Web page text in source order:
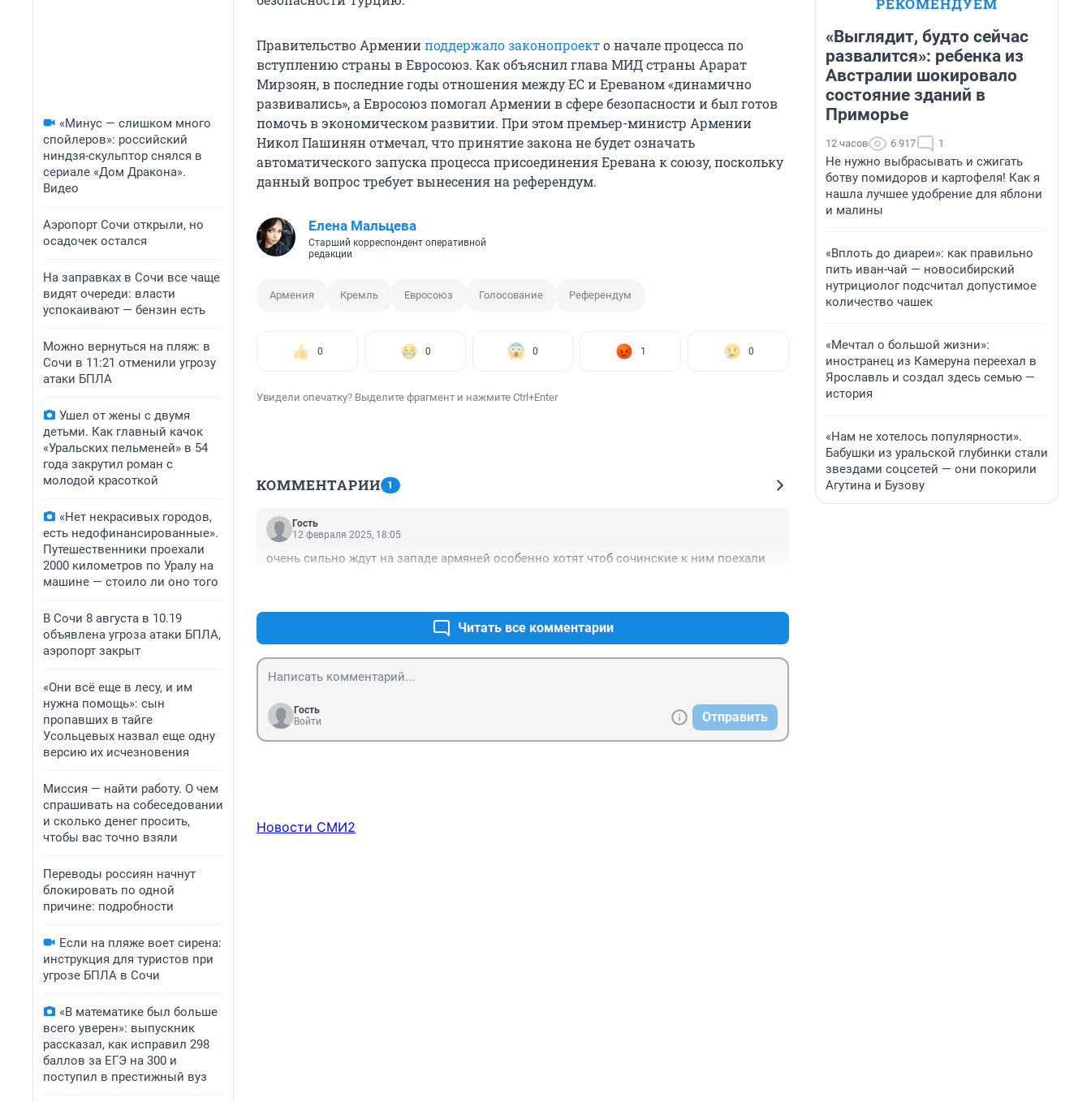
«Минус — слишком много
спойлеров»: российский
ниндзя-скульптор снялся в
сериале «Дом Дракона».
Видео
Аэропорт Сочи открыли, но
осадочек остался
На заправках в Сочи все чаще
видят очереди: власти
успокаивают — бензин есть
Можно вернуться на пляж: в
Сочи в 11:21 отменили угрозу
атаки БПЛА
Ушел от жены с двумя
детьми. Как главный качок
«Уральских пельменей» в 54
года закрутил роман с
молодой красоткой
«Нет некрасивых городов,
есть недофинансированные».
Путешественники проехали
2000 километров по Уралу на
машине — стоило ли оно того
В Сочи 8 августа в 10.19
объявлена угроза атаки БПЛА,
аэропорт закрыт
«Они всё еще в лесу, и им
нужна помощь»: сын
пропавших в тайге
Усольцевых назвал еще одну
версию их исчезновения
Миссия — найти работу. О чем
спрашивать на собеседовании
и сколько денег просить,
чтобы вас точно взяли
Переводы россиян начнут
блокировать по одной
причине: подробности
Если на пляже воет сирена:
инструкция для туристов при
угрозе БПЛА в Сочи
«В математике был больше
всего уверен»: выпускник
рассказал, как исправил 298
баллов за ЕГЭ на 300 и
поступил в престижный вуз
Правительство Арменииподдержало законопроекто начале процесса по
вступлению страны в Евросоюз. Как объяснил глава МИД страны Арарат
Мирзоян, в последние годы отношения между ЕС и Ереваном «динамично
развивались», а Евросоюз помогал Армении в сфере безопасности и был готов
помочь в экономическом развитии. При этом премьер-министр Армении
Никол Пашинян отмечал, что принятие закона не будет означать
автоматического запуска процесса присоединения Еревана к союзу, поскольку
данный вопрос требует вынесения на референдум.
Елена Мальцева
Старший корреспондент оперативной
редакции
Армения Кремль Евросоюз Голосование Референдум
0 0 0 1 0
Увидели опечатку? Выделите фрагмент и нажмите Ctrl+Enter
КОММЕНТАРИИ 1
Гость
12 февраля 2025, 18:05
очень сильно ждут на западе армяней особенно хотят чтоб сочинские к ним поехали
Читать все комментарии
Гость
Войти
Отправить
Новости СМИ2
«Выглядит, будто сейчас
развалится»: ребенка из
Австралии шокировало
состояние зданий в
Приморье
12 часов 6 917 1
Не нужно выбрасывать и сжигать
ботву помидоров и картофеля! Как я
нашла лучшее удобрение для яблони
и малины
«Вплоть до диареи»: как правильно
пить иван-чай — новосибирский
нутрициолог подсчитал допустимое
количество чашек
«Мечтал о большой жизни»:
иностранец из Камеруна переехал в
Ярославль и создал здесь семью —
история
«Нам не хотелось популярности».
Бабушки из уральской глубинки стали
звездами соцсетей — они покорили
Агутина и Бузову